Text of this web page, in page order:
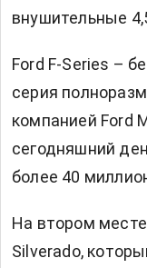
внушительные
Ford F-Series –
серия
компанией Ford
сегодняшний
более 40
На втором
Silverado,